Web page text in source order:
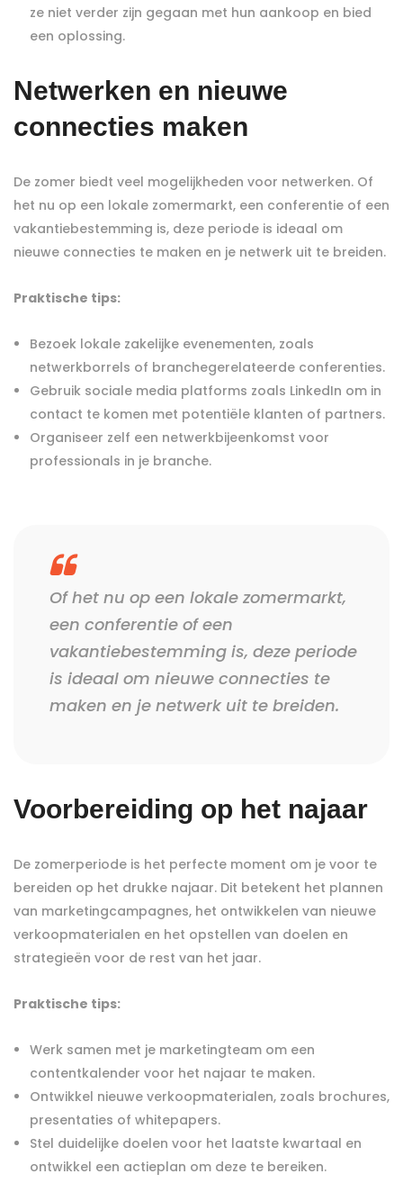
ze niet verder zijn gegaan met hun aankoop en bied
een oplossing.
Netwerken en nieuwe
connecties maken
De zomer biedt veel mogelijkheden voor netwerken. Of
het nu op een lokale zomermarkt, een conferentie of een
vakantiebestemming is, deze periode is ideaal om
nieuwe connecties te maken en je netwerk uit te breiden.
Praktische tips:
Bezoek lokale zakelijke evenementen, zoals
netwerkborrels of branchegerelateerde conferenties.
Gebruik sociale media platforms zoals LinkedIn om in
contact te komen met potentiële klanten of partners.
Organiseer zelf een netwerkbijeenkomst voor
professionals in je branche.
Of het nu op een lokale zomermarkt,
een conferentie of een
vakantiebestemming is, deze periode
is ideaal om nieuwe connecties te
maken en je netwerk uit te breiden.
Voorbereiding op het najaar
De zomerperiode is het perfecte moment om je voor te
bereiden op het drukke najaar. Dit betekent het plannen
van marketingcampagnes, het ontwikkelen van nieuwe
verkoopmaterialen en het opstellen van doelen en
strategieën voor de rest van het jaar.
Praktische tips:
Werk samen met je marketingteam om een
contentkalender voor het najaar te maken.
Ontwikkel nieuwe verkoopmaterialen, zoals brochures,
presentaties of whitepapers.
Stel duidelijke doelen voor het laatste kwartaal en
ontwikkel een actieplan om deze te bereiken.